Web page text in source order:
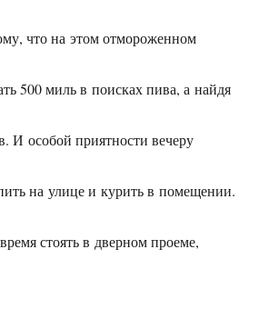
что на этом отмороженном
500 миль в поисках пива, а найдя
И особой приятности вечеру
пить на улице и курить в помещении.
стоять в дверном проеме,